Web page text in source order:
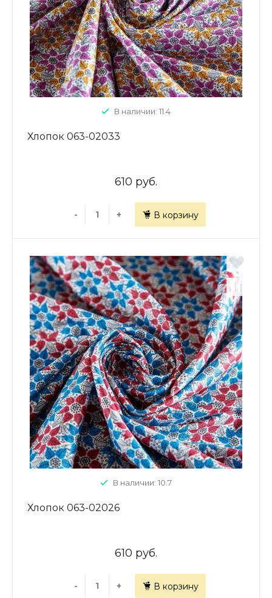
В наличии: 11.4
Хлопок 063-02033
610 руб.
- + В корзину
В наличии: 10.7
Хлопок 063-02026
610 руб.
- + В корзину